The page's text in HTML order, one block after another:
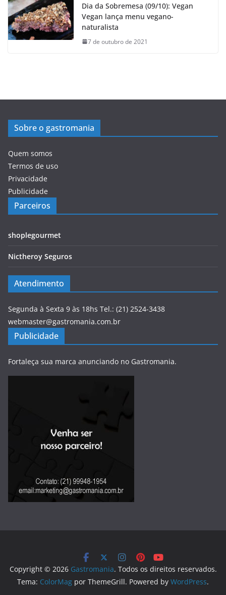
Dia da Sobremesa (09/10): Vegan
Vegan lança menu vegano-
naturalista
7 de outubro de 2021
Sobre o gastromania
Quem somos
Termos de uso
Privacidade
Publicidade
Parceiros
shoplegourmet
Nictheroy Seguros
Atendimento
Segunda à Sexta 9 às 18hs Tel.: (21) 2524-3438
webmaster@gastromania.com.br
Publicidade
Fortaleça sua marca anunciando no Gastromania.
Copyright © 2026 Gastromania. Todos os direitos reservados.
Tema: ColorMag por ThemeGrill. Powered by WordPress.